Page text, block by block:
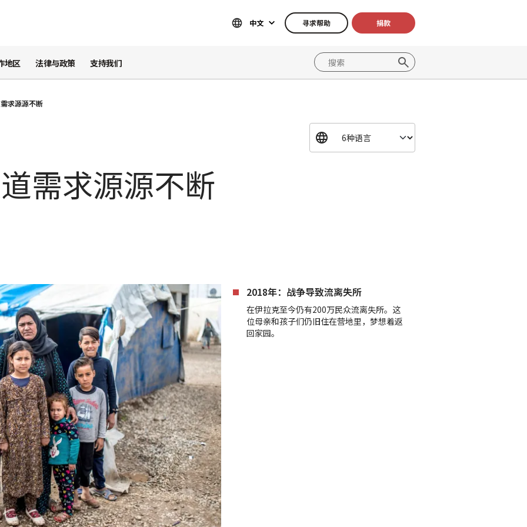
中文 寻求帮助 捐款
地区 法律与政策 支持我们
求源源不断
需求源源不断
2018年：战争导致流离失所
在伊拉克至今仍有200万民众流离失所。这
位母亲和孩子们仍旧住在营地里，梦想着返
回家园。